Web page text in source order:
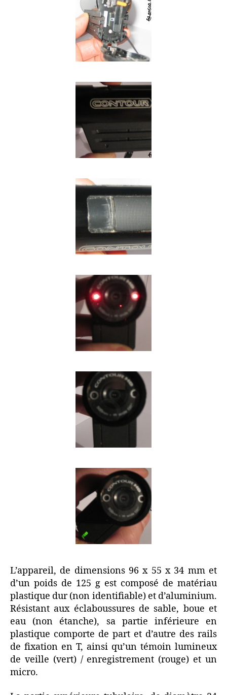
L’appareil, de dimensions 96 x 55 x 34 mm et
d’un poids de 125 g est composé de matériau
plastique dur (non identifiable) et d’aluminium.
Résistant aux éclaboussures de sable, boue et
eau (non étanche), sa partie inférieure en
plastique comporte de part et d’autre des rails
de fixation en T, ainsi qu’un témoin lumineux
de veille (vert) / enregistrement (rouge) et un
micro.